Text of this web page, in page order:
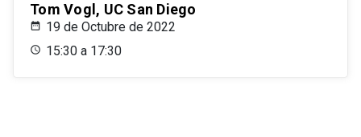
Tom Vogl, UC San Diego
19 de Octubre de 2022
15:30 a 17:30